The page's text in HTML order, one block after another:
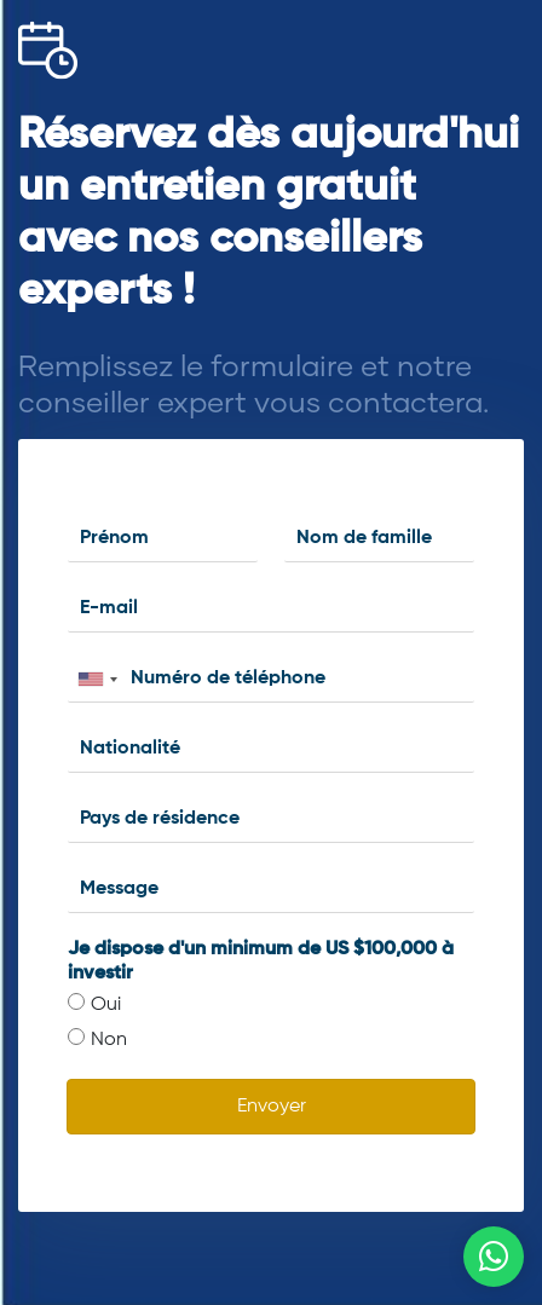
Réservez dès aujourd'hui
un entretien gratuit
avec nos conseillers
experts !
Remplissez le formulaire et notre
conseiller expert vous contactera.
Je dispose d'un minimum de US $100,000 à
investir
Oui
Non
Envoyer